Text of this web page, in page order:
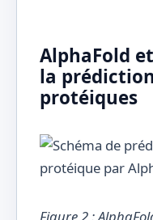
AlphaFold
la
protéiques